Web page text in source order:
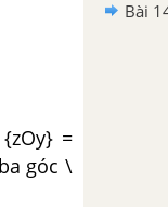
=
góc \